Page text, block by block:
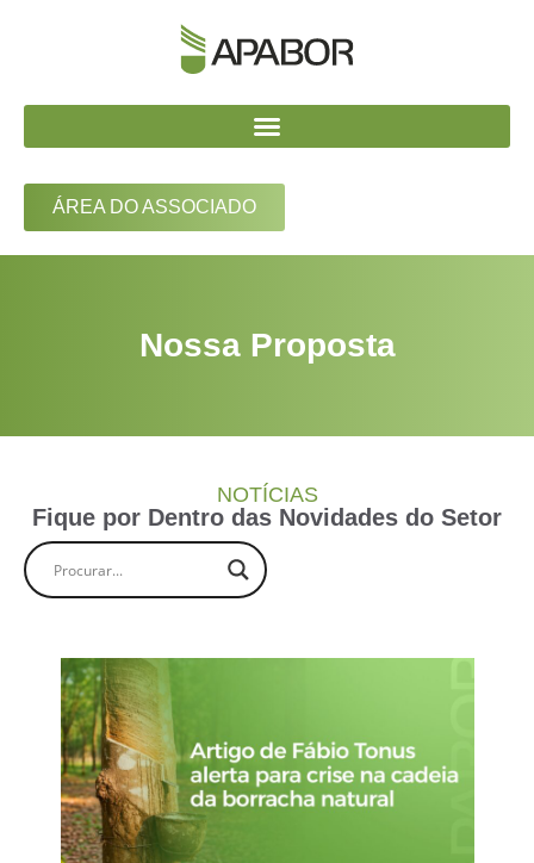
ÁREA DO ASSOCIADO
Nossa Proposta
NOTÍCIAS
Fique por Dentro das Novidades do Setor